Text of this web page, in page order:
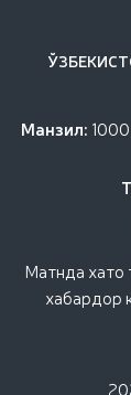
Манзил:
Матнда хато
хабардор